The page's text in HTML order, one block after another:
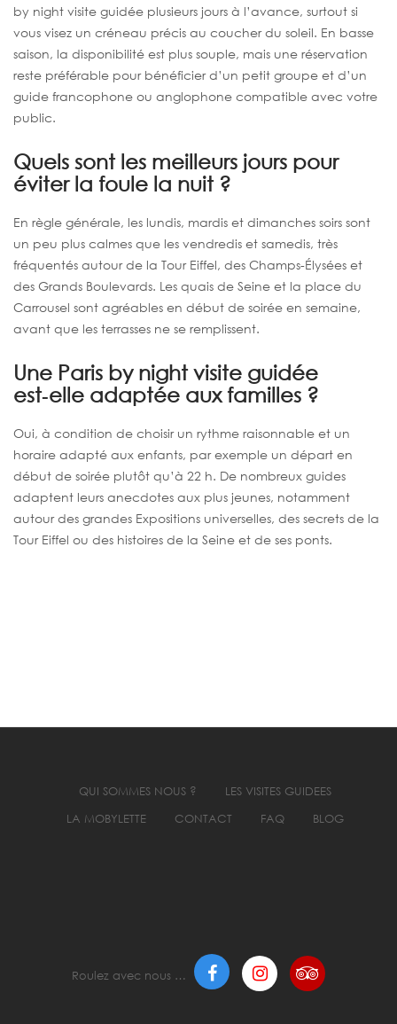
by night visite guidée plusieurs jours à l’avance, surtout si
vous visez un créneau précis au coucher du soleil. En basse
saison, la disponibilité est plus souple, mais une réservation
reste préférable pour bénéficier d’un petit groupe et d’un
guide francophone ou anglophone compatible avec votre
public.
Quels sont les meilleurs jours pour
éviter la foule la nuit ?
En règle générale, les lundis, mardis et dimanches soirs sont
un peu plus calmes que les vendredis et samedis, très
fréquentés autour de la Tour Eiffel, des Champs-Élysées et
des Grands Boulevards. Les quais de Seine et la place du
Carrousel sont agréables en début de soirée en semaine,
avant que les terrasses ne se remplissent.
Une Paris by night visite guidée
est‑elle adaptée aux familles ?
Oui, à condition de choisir un rythme raisonnable et un
horaire adapté aux enfants, par exemple un départ en
début de soirée plutôt qu’à 22 h. De nombreux guides
adaptent leurs anecdotes aux plus jeunes, notamment
autour des grandes Expositions universelles, des secrets de la
Tour Eiffel ou des histoires de la Seine et de ses ponts.
QUI SOMMES NOUS ?
LES VISITES GUIDEES
LA MOBYLETTE
CONTACT FAQ BLOG
Roulez avec nous …